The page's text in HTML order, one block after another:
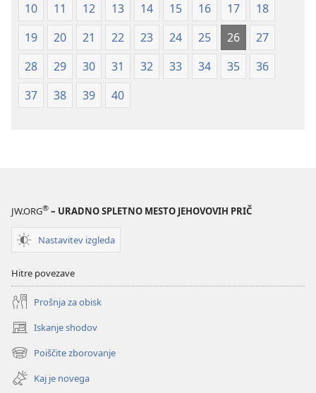
10
11 12 13 14 15 16 17
18
19
20 21 22 23 24 25 26
27
28
29 30 31 32 33 34 35
36
37
38 39 40
JW.ORG® – URADNO SPLETNO MESTO JEHOVOVIH PRIČ
Nastavitev izgleda
Hitre povezave
Prošnja za obisk
Iskanje shodov
(odpre
novo
okno)
Poiščite zborovanje
(odpre
novo
okno)
Kaj je novega